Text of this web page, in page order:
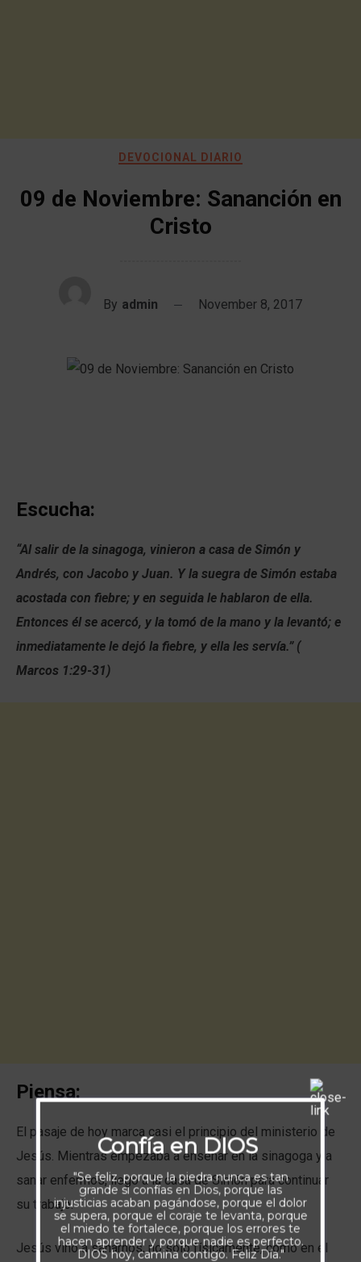
DEVOCIONAL DIARIO
09 de Noviembre: Sananción en
Cristo
By admin November 8, 2017
Escucha:
“Al salir de la sinagoga, vinieron a casa de Simón y
Andrés, con Jacobo y Juan. Y la suegra de Simón estaba
acostada con fiebre; y en seguida le hablaron de ella.
Entonces él se acercó, y la tomó de la mano y la levantó; e
inmediatamente le dejó la fiebre, y ella les servía.” (
Marcos 1:29-31)
Piensa:
El pasaje de hoy marca casi el principio del ministerio de
Jesús. Mientras empezaba a enseñar en la sinagoga y a
sanar enfermos, llego a la casa de Simón para continuar
su trabajo.
Jesús vino a sanarnos, no solo físicamente, como en el
Confía en DIOS
"Se feliz, porque la piedra nunca es tan
grande si confías en Dios, porque las
injusticias acaban pagándose, porque el dolor
se supera, porque el coraje te levanta, porque
el miedo te fortalece, porque los errores te
hacen aprender y porque nadie es perfecto.
DIOS hoy, camina contigo. Feliz Día."